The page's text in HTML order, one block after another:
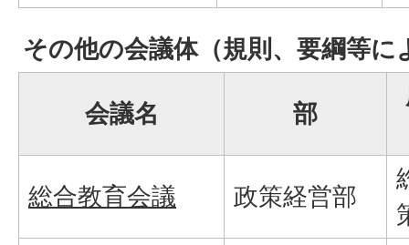
その他の会議体（規則、要綱等に
会議名 部
総合教育会議 政策経営部